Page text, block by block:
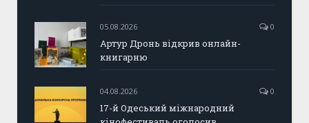
05.08.2026 0
Артур Дронь відкрив онлайн-
книгарню
04.08.2026 0
17-й Одеський міжнародний